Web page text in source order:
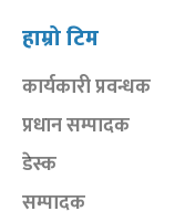
हाम्रो टिम
कार्यकारी प्रवन्धक
प्रधान सम्पादक
डेस्क
सम्पादक